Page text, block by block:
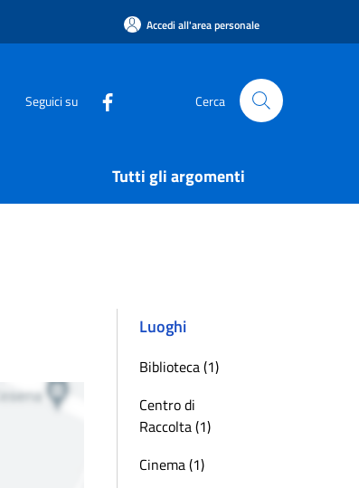
Accedi all'area personale
Seguici su Cerca
Tutti gli argomenti
Luoghi
Biblioteca (1)
Centro di
Raccolta (1)
Cinema (1)